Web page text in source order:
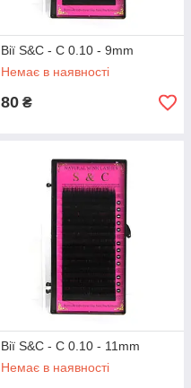
Вії S&C - C 0.10 - 9mm
Немає в наявності
80 ₴
Вії S&C - C 0.10 - 11mm
Немає в наявності